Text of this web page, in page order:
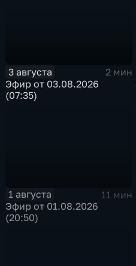
3 августа
2 мин
Эфир от 03.08.2026
(07:35)
1 августа
11 мин
Эфир от 01.08.2026
(20:50)